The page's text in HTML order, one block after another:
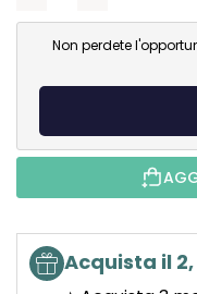
Non perdete
Acquista il